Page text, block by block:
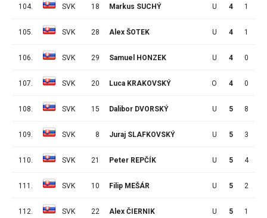
104. SVK 18 Markus SUCHÝ U 4 1
105. SVK 28 Alex ŠOTEK U 4 1
106. SVK 29 Samuel HONZEK U 4 0
107. SVK 20 Luca KRAKOVSKÝ O 4 0
108. SVK 15 Dalibor DVORSKÝ U 5 8
109. SVK 8 Juraj SLAFKOVSKÝ U 5 3
110. SVK 21 Peter REPČÍK U 5 4
111. SVK 10 Filip MEŠÁR U 5 2
112. SVK 22 Alex ČIERNIK U 5 1